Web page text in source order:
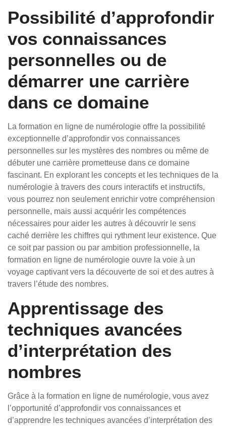
Possibilité d’approfondir
vos connaissances
personnelles ou de
démarrer une carrière
dans ce domaine
La formation en ligne de numérologie offre la possibilité
exceptionnelle d’approfondir vos connaissances
personnelles sur les mystères des nombres ou même de
débuter une carrière prometteuse dans ce domaine
fascinant. En explorant les concepts et les techniques de la
numérologie à travers des cours interactifs et instructifs,
vous pourrez non seulement enrichir votre compréhension
personnelle, mais aussi acquérir les compétences
nécessaires pour aider les autres à découvrir le sens
caché derrière les chiffres qui rythment leur existence. Que
ce soit par passion ou par ambition professionnelle, la
formation en ligne de numérologie ouvre la voie à un
voyage captivant vers la découverte de soi et des autres à
travers l’étude des nombres.
Apprentissage des
techniques avancées
d’interprétation des
nombres
Grâce à la formation en ligne de numérologie, vous avez
l’opportunité d’approfondir vos connaissances et
d’apprendre les techniques avancées d’interprétation des